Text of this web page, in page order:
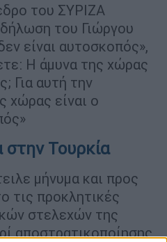
του ΣΥΡΙΖΑ
δήλωση του Γιώργου
είναι αυτοσκοπός»,
Η άμυνα της χώρας
Για αυτή την
χώρας είναι ο
Τουρκία
μήνυμα και προς
τις προκλητικές
στελεχών της
αποστρατικοποίησης